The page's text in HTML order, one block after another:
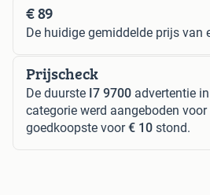
€ 89
De huidige gemiddelde prijs van
Prijscheck
De duurste I7 9700 advertentie
categorie werd aangeboden voor
goedkoopste voor€ 10 stond.